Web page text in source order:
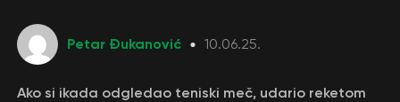
Petar Đukanović 10.06.25.
Ako si ikada odgledao teniski meč, udario reketom